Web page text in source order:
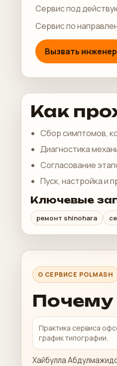
Сервис под
Сервис по
Вызвать
Как
Сбор симптомов,
Диагностика
Согласование
Пуск, настройка и
Ключевые
ремонт shinohara
О СЕРВИСЕ POLMASH
Почему
Практика сервиса
график типографии.
Хайбулла